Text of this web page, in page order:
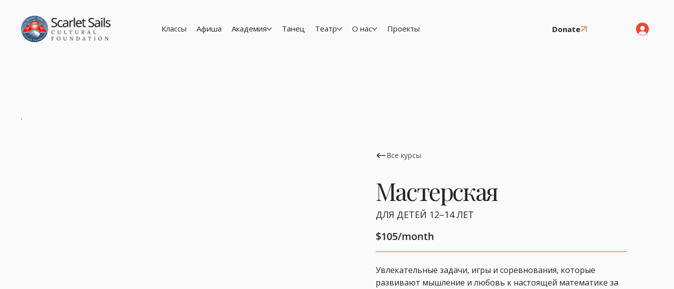
Классы Афиша Академия Танец Театр О нас Проекты Donate
Все курсы
Мастерская
ДЛЯ ДЕТЕЙ 12–14 ЛЕТ
$105/month
Увлекательные задачи, игры и соревнования, которые
развивают мышление и любовь к настоящей математике за